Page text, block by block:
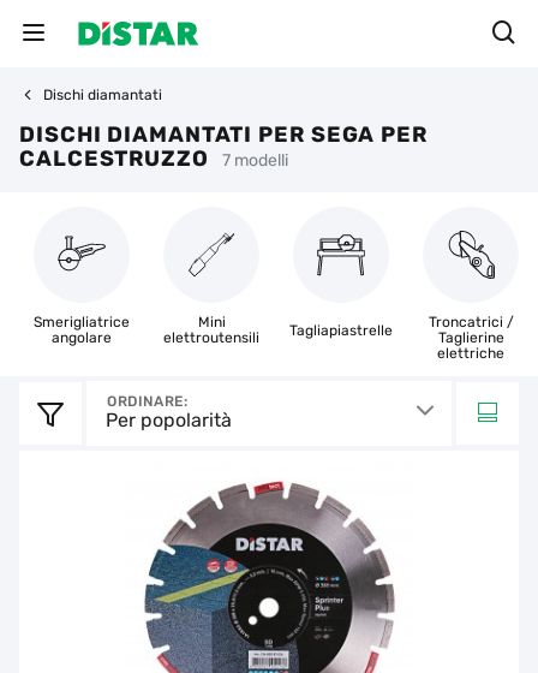
Dischi diamantati
DISCHI DIAMANTATI PER SEGA PER
CALCESTRUZZO
7 modelli
Smerigliatrice
angolare
Mini
elettroutensili
Tagliapiastrelle
Troncatrici /
Taglierine
elettriche
ORDINARE:
Per popolarità